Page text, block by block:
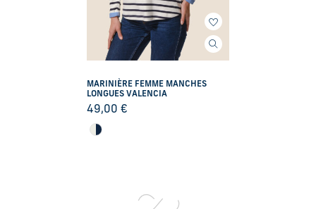
MARINIÈRE FEMME MANCHES
LONGUES VALENCIA
49,00€